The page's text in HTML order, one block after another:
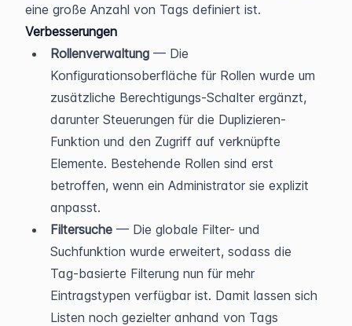
eine große Anzahl von Tags definiert ist.
Verbesserungen
Rollenverwaltung — Die
Konfigurationsoberfläche für Rollen wurde um
zusätzliche Berechtigungs-Schalter ergänzt,
darunter Steuerungen für die Duplizieren-
Funktion und den Zugriff auf verknüpfte
Elemente. Bestehende Rollen sind erst
betroffen, wenn ein Administrator sie explizit
anpasst.
Filtersuche — Die globale Filter- und
Suchfunktion wurde erweitert, sodass die
Tag-basierte Filterung nun für mehr
Eintragstypen verfügbar ist. Damit lassen sich
Listen noch gezielter anhand von Tags